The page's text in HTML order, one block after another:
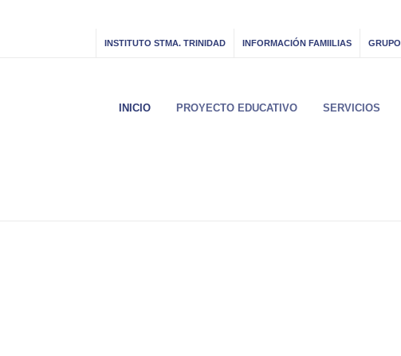
INSTITUTO STMA. TRINIDAD INFORMACIÓN FAMIILIAS
INICIO PROYECTO EDUCATIVO SERVICIOS